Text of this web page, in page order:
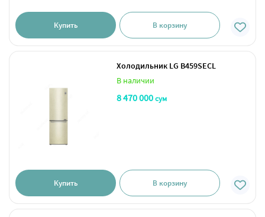
Купить В корзину
Холодильник LG B459SECL
В наличии
8 470 000сум
Купить В корзину